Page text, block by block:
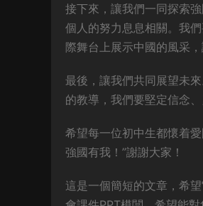
接下來，讓我們一同探索
個人的努力息息相關。我
際舞台上展示中國的風采
最後，讓我們共同展望未
的教導，我們要堅定信念
希望每一位初中生都懷着
強國有我！”謝謝大家！
這是一個簡短的文章，希